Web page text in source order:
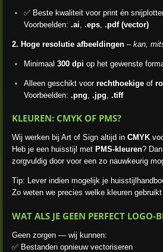
✅ Beste kwaliteit voor print én
Voorbeelden: .ai .eps, .pdf (vector)
2. Hoge resolutie afbeeldingen – kan,
Minimaal 300 dpi op het gewenste
Alleen geschikt voor rechthoekigeof
Voorbeelden: .png .jpg .tiff
KLEUREN: CMYK OF PMS?
Wij werken bij Art of Sign altijd in CMYK
Heb je een huisstijl met PMS-kleuren?
zorgvuldig door voor een zo nauwkeurig
Tip: Lever indien mogelijk je
Zo weten we precies welke kleuren
WAT ALS JE GEEN PERFECT LOGO-
Geen zorgen — wij kunnen:
✅ Bestanden opnieuw vectoriseren